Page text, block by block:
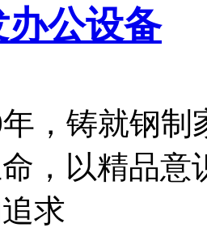
，铸就钢
，以精品意
求